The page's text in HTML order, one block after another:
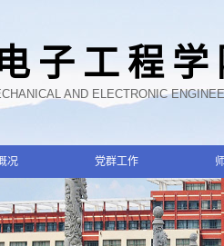
子工程
AND ELECTRONIC
况 党群工作